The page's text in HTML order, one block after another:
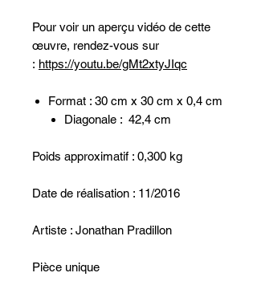
Pour voir un aperçu vidéo de cette
œuvre, rendez-vous sur
: https://youtu.be/gMt2xtyJIqc
Format : 30 cm x 30 cm x 0,4 cm
Diagonale : 42,4 cm
Poids approximatif : 0,300 kg
Date de réalisation : 11/2016
Artiste : Jonathan Pradillon
Pièce unique